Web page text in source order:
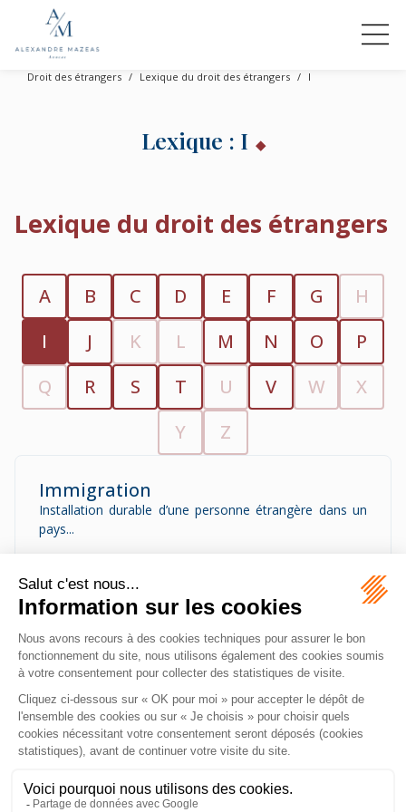
Droit des étrangers Lexique du droit des étrangers I
Lexique : I
Lexique du droit des étrangers
A B C D E F G
H
I
J K L M N O
P
Q
R S T U V W
X
Y
Z
Immigration
Installation durable d’une personne étrangère dans un
pays...
Processus permettant à une personne étrangère de
participer à la vie sociale et économique du pays
d’accueil.
MAZEAS Avocat